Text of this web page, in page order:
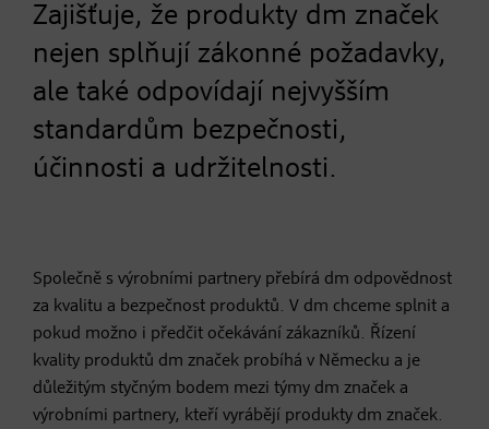
Zajišťuje, že produkty dm značek
nejen splňují zákonné požadavky,
ale také odpovídají nejvyšším
standardům bezpečnosti,
účinnosti a udržitelnosti.
Společně s výrobními partnery přebírá dm odpovědnost
za kvalitu a bezpečnost produktů. V dm chceme splnit a
pokud možno i předčit očekávání zákazníků. Řízení
kvality produktů dm značek probíhá v Německu a je
důležitým styčným bodem mezi týmy dm značek a
výrobními partnery, kteří vyrábějí produkty dm značek.